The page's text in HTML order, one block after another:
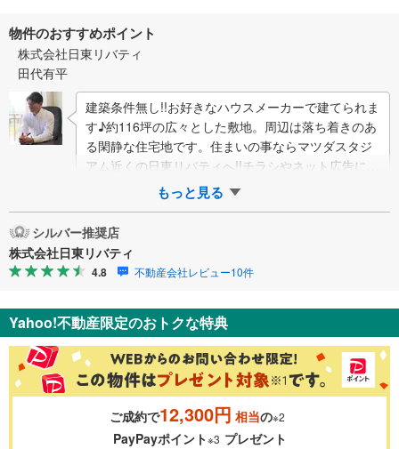
物件のおすすめポイント
株式会社日東リバティ
田代有平
建築条件無し!!お好きなハウスメーカーで建てられま
す♪約116坪の広々とした敷地。周辺は落ち着きのあ
る閑静な住宅地です。住まいの事ならマツダスタジ
アム近くの日東リバティへ!!チラシやネット広告に載
っていない物件もご紹介できます。広…
もっと見る
シルバー推奨店
株式会社日東リバティ
4.8 不動産会社レビュー10件
Yahoo!不動産限定のおトクな特典
ご成約で12,300円 相当の※2
PayPayポイント※3 プレゼント